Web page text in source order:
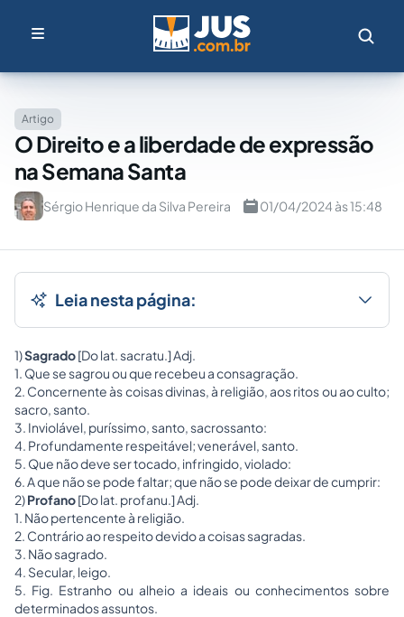
Artigo
O Direito e a liberdade de expressão
na Semana Santa
Sérgio Henrique da Silva Pereira 01/04/2024 às 15:48
Leia nesta página:
1)Sagrado[Do lat. sacratu.] Adj.
1. Que se sagrou ou que recebeu a consagração.
2. Concernente às coisas divinas, à religião, aos ritos ou ao culto;
sacro, santo.
3. Inviolável, puríssimo, santo, sacrossanto:
4. Profundamente respeitável; venerável, santo.
5. Que não deve ser tocado, infringido, violado:
6. A que não se pode faltar; que não se pode deixar de cumprir:
2)Profano[Do lat. profanu.] Adj.
1. Não pertencente à religião.
2. Contrário ao respeito devido a coisas sagradas.
3. Não sagrado.
4. Secular, leigo.
5. Fig. Estranho ou alheio a ideais ou conhecimentos sobre
determinados assuntos.